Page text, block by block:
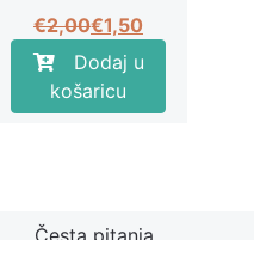
€2,00Izvorna
cijena
bila
je:
€1,50
Trenutna
cijena
je:
€1,50.
Dodaj u
košaricu
Česta pitanja